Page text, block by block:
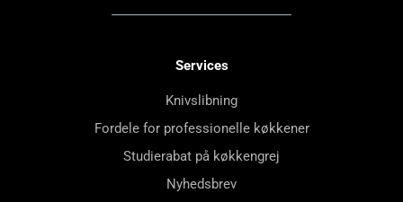
Services
Knivslibning
Fordele for professionelle køkkener
Studierabat på køkkengrej
Nyhedsbrev